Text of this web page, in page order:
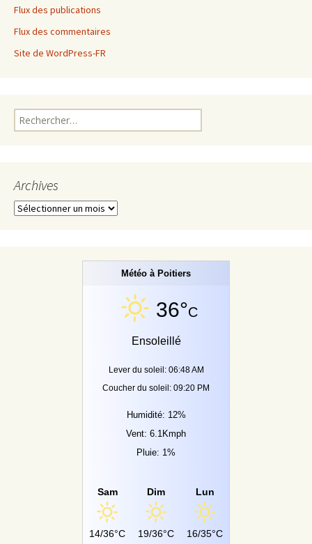
Flux des publications
Flux des commentaires
Site de WordPress-FR
Rechercher :
Archives
Archives
Météo à Poitiers
36°C
Ensoleillé
Lever du soleil: 06:48 AM
Coucher du soleil: 09:20 PM
Humidité: 12%
Vent: 6.1Kmph
Pluie: 1%
Sam
14/36°C
Dim
19/36°C
Lun
16/35°C